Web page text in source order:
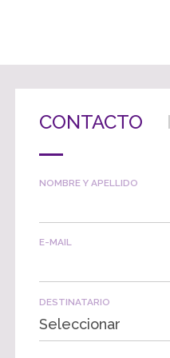
CONTACTO
NOMBRE Y APELLIDO
E-MAIL
DESTINATARIO
Seleccionar